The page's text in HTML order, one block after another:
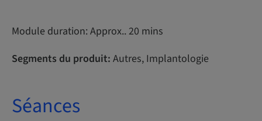
Module duration: Approx.. 20 mins
Segments du produit: Autres, Implantologie
Séances